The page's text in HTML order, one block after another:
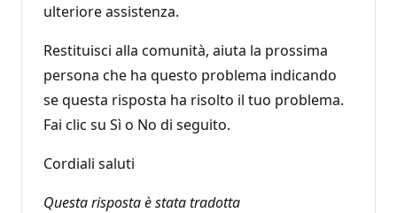
ulteriore assistenza.
Restituisci alla comunità, aiuta la prossima
persona che ha questo problema indicando
se questa risposta ha risolto il tuo problema.
Fai clic su Sì o No di seguito.
Cordiali saluti
Questa risposta è stata tradotta